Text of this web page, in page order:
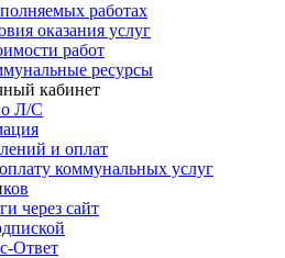
работах
оказания услуг
работ
ресурсы
кабинет
Л/С
и оплат
коммунальных услуг
через сайт
Ответ